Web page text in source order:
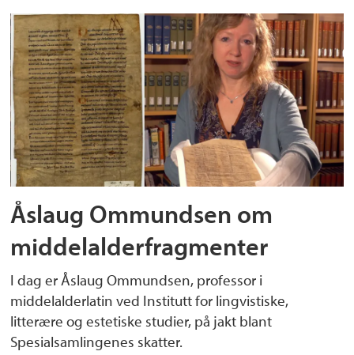
Åslaug Ommundsen om
middelalderfragmenter
I dag er Åslaug Ommundsen, professor i
middelalderlatin ved Institutt for lingvistiske,
litterære og estetiske studier, på jakt blant
Spesialsamlingenes skatter.